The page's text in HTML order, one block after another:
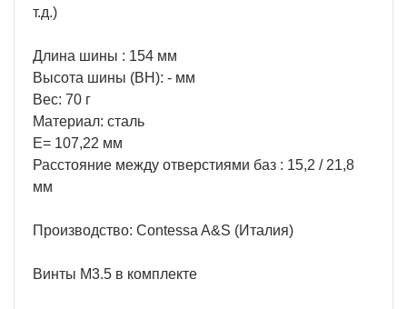
т.д.)
Длина шины : 154 мм
Высота шины (BH): - мм
Вес: 70 г
Материал: сталь
E= 107,22 мм
Расстояние между отверстиями баз : 15,2 / 21,8
мм
Производство: Contessa A&S (Италия)
Винты M3.5 в комплекте